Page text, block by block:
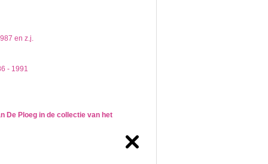
en z.j.
- 1991
De Ploeg in de collectie van het